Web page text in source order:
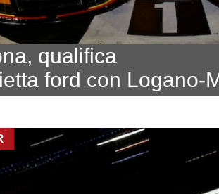
qualifica
ford con Logano-